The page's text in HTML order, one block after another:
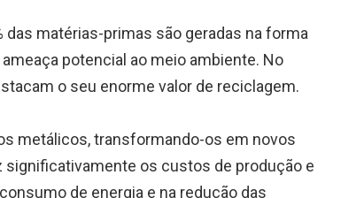
matérias-primas são geradas na forma
potencial ao meio ambiente. No
o seu enorme valor de reciclagem.
metálicos, transformando-os em novos
os custos de produção e
de energia e na redução das